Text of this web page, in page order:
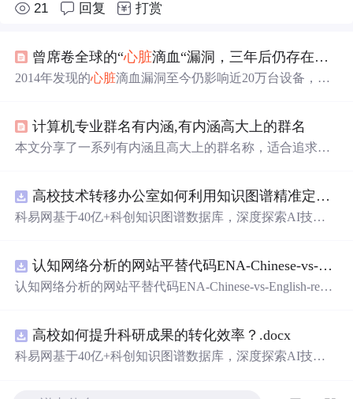
21 回复 打赏
曾席卷全球的“心脏滴血“漏洞，三年后仍存在于近20万设备中
2014年发现的心脏滴血漏洞至今仍影响近20万台设备，其
许多组织仍未修补。
计算机专业群名有内涵,有内涵高大上的群名
本文分享了一系列有内涵且高大上的群名称，适合追求个
高校技术转移办公室如何利用知识图谱精准定位产业需求与技术适配点？.docx
科易网基于40亿+科创知识图谱数据库，深度探索AI技术
新领域的AI+数智化解决方案，推动科技创新与产业创新
智能化发展。
认知网络分析的网站平替代码ENA-Chinese-vs-English-reproducible.zip
认知网络分析的网站平替代码ENA-Chinese-vs-English-repro
高校如何提升科研成果的转化效率？.docx
科易网基于40亿+科创知识图谱数据库，深度探索AI技术